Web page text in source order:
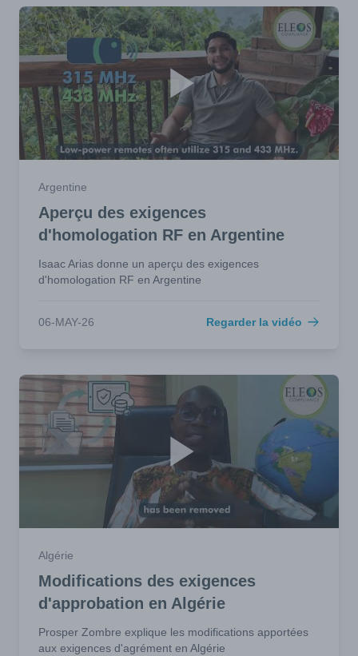
Argentine
Aperçu des exigences
d'homologation RF en Argentine
Isaac Arias donne un aperçu des exigences
d'homologation RF en Argentine
06-MAY-26 Regarder la vidéo
Algérie
Modifications des exigences
d'approbation en Algérie
Prosper Zombre explique les modifications apportées
aux exigences d'agrément en Algérie